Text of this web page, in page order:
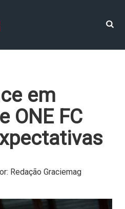
em
ONE FC
Graciemag